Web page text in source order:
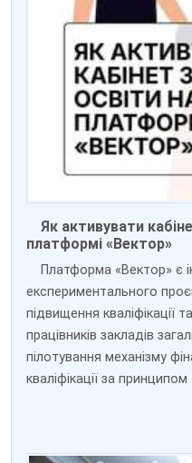
Як активувати
платформі «Вектор»
Платформа «Вектор» є
експериментального
підвищення кваліфікації
працівників закладів
пілотування механізму
кваліфікації за